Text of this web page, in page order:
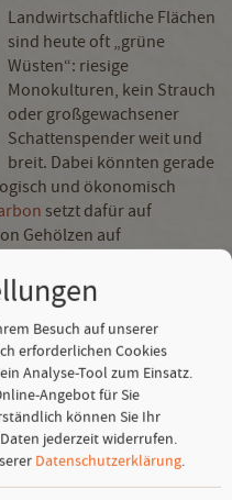
Landwirtschaftliche Flächen
sind heute oft „grüne
Wüsten“: riesige
Monokulturen, kein Strauch
oder großgewachsener
Schattenspender weit und
breit. Dabei könnten gerade
und ökonomisch
setzt dafür auf
Gehölzen auf
entstehen auf
Lebensräume für
in der
CO₂-Emissionen in Kraft
Bereich eine hohe
Mitgliedsstaaten durch
Natur verpflichtet, bis zu
der stark
Besuch auf unserer
erforderlichen Cookies
Analyse-Tool zum Einsatz.
Angebot für Sie
können Sie Ihr
jederzeit widerrufen.
Datenschutzerklärung.